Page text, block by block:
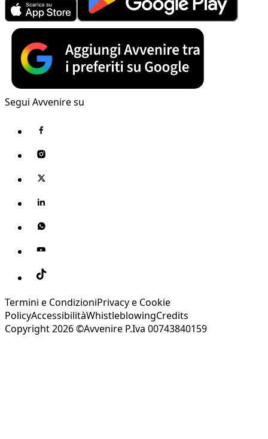
Segui Avvenire su
Termini e CondizioniPrivacy e Cookie
PolicyAccessibilitàWhistleblowingCredits
Copyright 2026 ©Avvenire P.Iva 00743840159